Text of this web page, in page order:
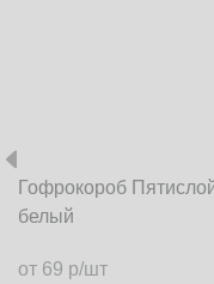
Гофрокороб
белый
от 69 р/шт